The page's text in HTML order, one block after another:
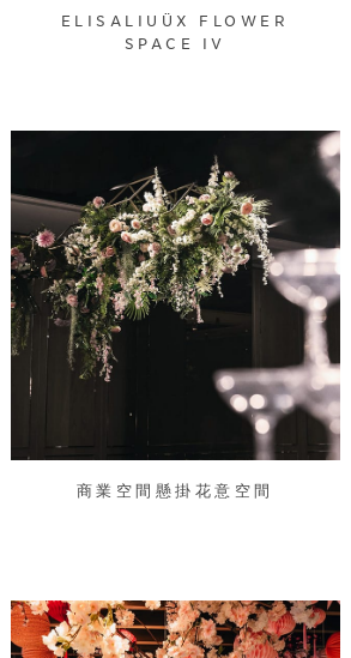
ELISALIUÜX FLOWER
SPACE IV
商業空間懸掛花意空間